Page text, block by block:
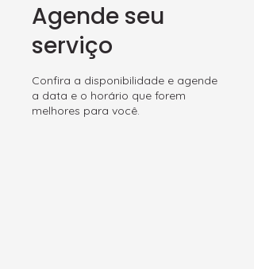
Agende seu
serviço
Confira a disponibilidade e agende
a data e o horário que forem
melhores para você.